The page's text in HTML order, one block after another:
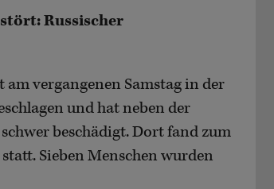
Russischer
am vergangenen Samstag in der
und hat neben der
beschädigt. Dort fand zum
Sieben Menschen wurden